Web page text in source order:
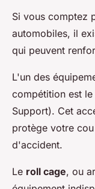
Si vous comptez
automobiles, il
qui peuvent
L'un des
compétition est le
Support). Cet
protège votre
d'accident.
Le roll cage, ou